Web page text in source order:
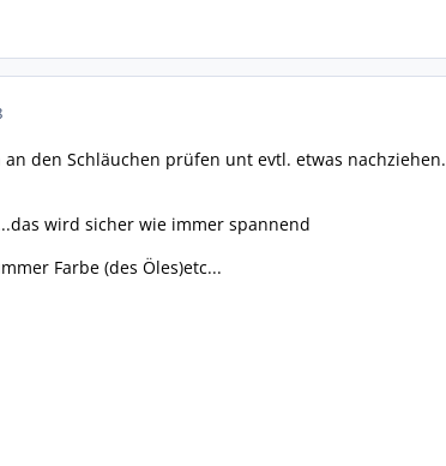
den Schläuchen prüfen unt evtl. etwas nachziehen.
wird sicher wie immer spannend
Farbe (des Öles)etc...